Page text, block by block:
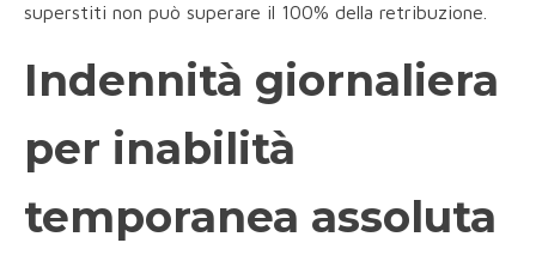
superstiti non può superare il 100% della retribuzione.
Indennità giornaliera
per inabilità
temporanea assoluta